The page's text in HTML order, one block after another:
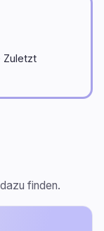
Zuletzt
finden.